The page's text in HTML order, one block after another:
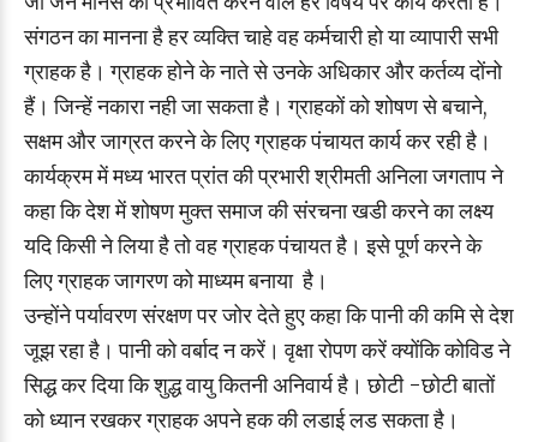
संगठन का मानना है हर व्यक्ति चाहे वह कर्मचारी हो या व्यापारी सभी
ग्राहक है। ग्राहक होने के नाते से उनके अधिकार और कर्तव्य दोंनो
हैं। जिन्हें नकारा नही जा सकता है। ग्राहकों को शोषण से बचाने,
सक्षम और जाग्रत करने के लिए ग्राहक पंचायत कार्य कर रही है।
कार्यक्रम में मध्य भारत प्रांत की प्रभारी श्रीमती अनिला जगताप ने
कहा कि देश में शोषण मुक्त समाज की संरचना खडी करने का लक्ष्य
यदि किसी ने लिया है तो वह ग्राहक पंचायत है। इसे पूर्ण करने के
लिए ग्राहक जागरण को माध्यम बनाया है।
उन्होंने पर्यावरण संरक्षण पर जोर देते हुए कहा कि पानी की कमि से देश
जूझ रहा है। पानी को वर्बाद न करें। वृक्षा रोपण करें क्योंकि कोविड ने
सिद्ध कर दिया कि शुद्ध वायु कितनी अनिवार्य है। छोटी -छोटी बातों
को ध्यान रखकर ग्राहक अपने हक की लडाई लड सकता है।